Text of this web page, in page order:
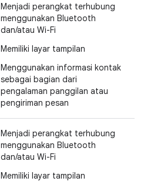
Menjadi perangkat terhubung
menggunakan Bluetooth
dan/atau Wi-Fi
Memiliki layar tampilan
Menggunakan informasi kontak
sebagai bagian dari
pengalaman panggilan atau
pengiriman pesan
Menjadi perangkat terhubung
menggunakan Bluetooth
dan/atau Wi-Fi
Memiliki layar tampilan